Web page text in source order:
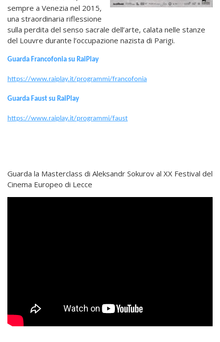
sempre a Venezia nel 2015,
una straordinaria riflessione
sulla perdita del senso sacrale dell’arte, calata nelle stanze
del Louvre durante l’occupazione nazista di Parigi.
Guarda Francofonia su RaiPlay
https://www.raiplay.it/programmi/francofonia
Guarda Faust su RaiPlay
https://www.raiplay.it/programmi/faust
Guarda la Masterclass di Aleksandr Sokurov al XX Festival del
Cinema Europeo di Lecce